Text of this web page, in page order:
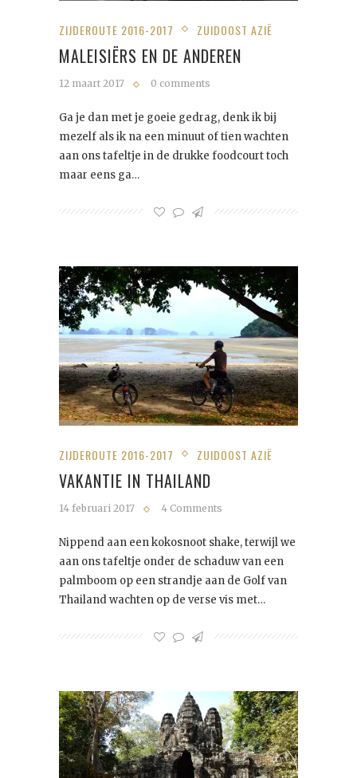
ZIJDEROUTE 2016-2017 ZUIDOOST AZIË
MALEISIËRS EN DE ANDEREN
12 maart 2017 0 comments
Ga je dan met je goeie gedrag, denk ik bij
mezelf als ik na een minuut of tien wachten
aan ons tafeltje in de drukke foodcourt toch
maar eens ga…
ZIJDEROUTE 2016-2017 ZUIDOOST AZIË
VAKANTIE IN THAILAND
14 februari 2017 4 Comments
Nippend aan een kokosnoot shake, terwijl we
aan ons tafeltje onder de schaduw van een
palmboom op een strandje aan de Golf van
Thailand wachten op de verse vis met…